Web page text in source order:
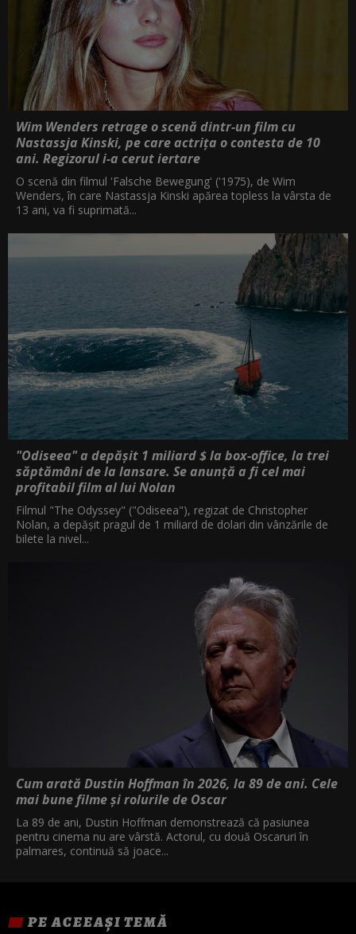
Wim Wenders retrage o scenă dintr-un film cu
Nastassja Kinski, pe care actrița o contesta de 10
ani. Regizorul i-a cerut iertare
O scenă din filmul 'Falsche Bewegung' ('1975), de Wim
Wenders, în care Nastassja Kinski apărea topless la vârsta de
13 ani, va fi suprimată...
"Odiseea" a depășit 1 miliard $ la box-office, la trei
săptămâni de la lansare. Se anunță a fi cel mai
profitabil film al lui Nolan
Filmul "The Odyssey" ("Odiseea"), regizat de Christopher
Nolan, a depăşit pragul de 1 miliard de dolari din vânzările de
bilete la nivel...
Cum arată Dustin Hoffman în 2026, la 89 de ani. Cele
mai bune filme și rolurile de Oscar
La 89 de ani, Dustin Hoffman demonstrează că pasiunea
pentru cinema nu are vârstă. Actorul, cu două Oscaruri în
palmares, continuă să joace...
PE ACEEAȘI TEMĂ